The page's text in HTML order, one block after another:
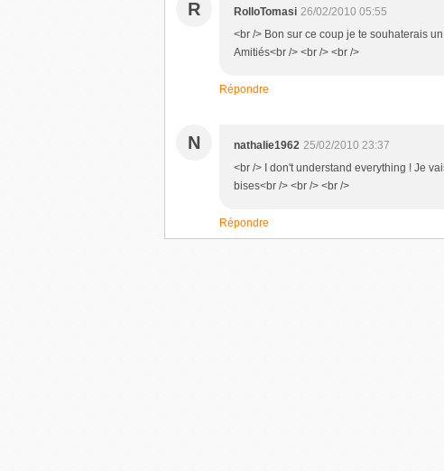
R RolloTomasi 26/02/2010 05:55
<br /> Bon sur ce coup je te souhaterais
Amitiés<br /> <br /> <br />
Répondre
N nathalie1962 25/02/2010 23:37
<br /> I don't understand everything ! Je
bises<br /> <br /> <br />
Répondre